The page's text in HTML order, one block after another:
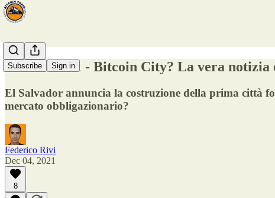
Subscribe Sign in
Fermata #11 - Bitcoin City? La vera
El Salvador annuncia la costruzione della prima città
mercato obbligazionario?
Federico Rivi
Dec 04, 2021
8